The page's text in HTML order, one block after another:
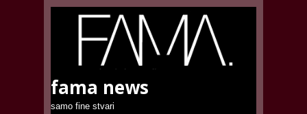
fama news
samo fine stvari